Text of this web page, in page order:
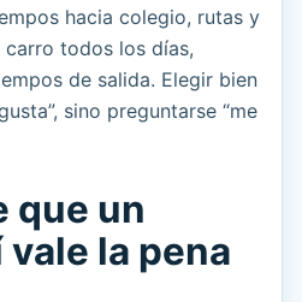
hacia colegio, rutas y
todos los días,
de salida. Elegir bien
sino preguntarse “me
que un
la pena